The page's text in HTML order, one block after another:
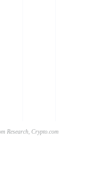
Research, Crypto.com